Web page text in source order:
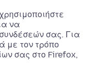
να
σας. Για
με τον τρόπο
σας στο Firefox,